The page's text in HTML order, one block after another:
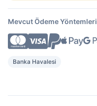
Mevcut Ödeme Yöntemleri
Banka Havalesi